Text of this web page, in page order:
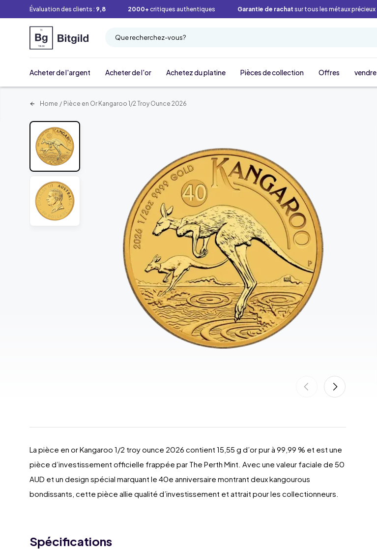
Évaluation des clients : 9,8 2000+ critiques authentiques Garantie de rachat sur tous les métaux précieux
Que recherchez-vous?
Acheter de l'argent Acheter de l'or Achetez du platine Pièces de collection Offres vendre
Home / Pièce en Or Kangaroo 1/2 Troy Ounce 2026
La pièce en or Kangaroo 1/2 troy ounce 2026 contient 15,55 g d’or pur à 99,99 % et est une
pièce d’investissement officielle frappée par The Perth Mint. Avec une valeur faciale de 50
AUD et un design spécial marquant le 40e anniversaire montrant deux kangourous
bondissants, cette pièce allie qualité d’investissement et attrait pour les collectionneurs.
Spécifications